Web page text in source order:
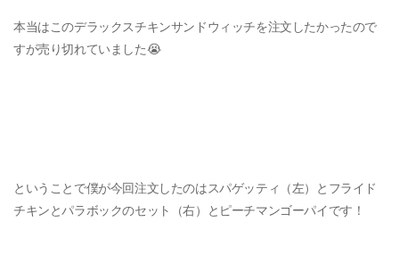
本当はこのデラックスチキンサンドウィッチを注文したかったので
すが売り切れていました😭
ということで僕が今回注文したのはスパゲッティ（左）とフライド
チキンとパラボックのセット（右）とピーチマンゴーパイです！